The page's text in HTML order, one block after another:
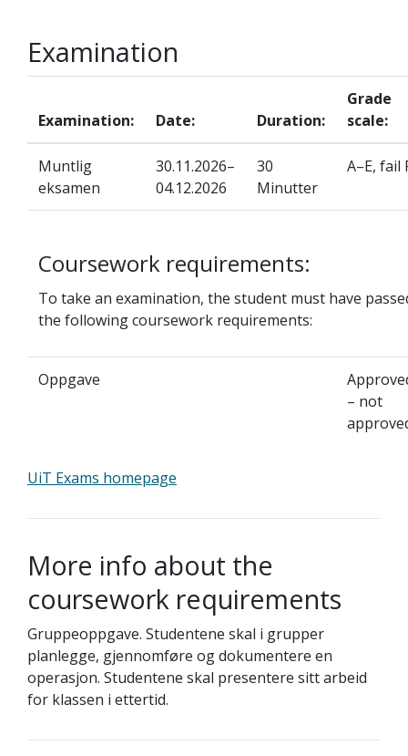
Examination
Examination: Date: Duration:
Grade
scale:
Muntlig
eksamen
30.11.2026–
04.12.2026
30
Minutter
A–E, fail
Coursework requirements:
To take an examination, the student must have
the following coursework requirements:
Oppgave
– not
UiT Exams homepage
More info about the
coursework requirements
Gruppeoppgave. Studentene skal i grupper
planlegge, gjennomføre og dokumentere en
operasjon. Studentene skal presentere sitt arbeid
for klassen i ettertid.